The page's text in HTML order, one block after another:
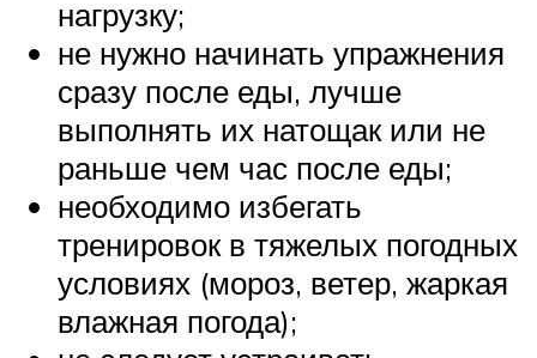
нагрузку;
не нужно начинать упражнения
сразу после еды, лучше
выполнять их натощак или не
раньше чем час после еды;
необходимо избегать
тренировок в тяжелых погодных
условиях (мороз, ветер, жаркая
влажная погода);